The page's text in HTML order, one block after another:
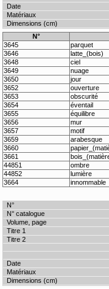
N°
3645
parquet
3646
latte_(bois)
3648
ciel
3649
nuage
3650
jour
3652
ouverture
3653
obscurité
3654
éventail
3655
équilibre
3656
mur
3657
motif
3659
arabesque
3660
3661
44851
ombre
44852
lumière
3664
innommable